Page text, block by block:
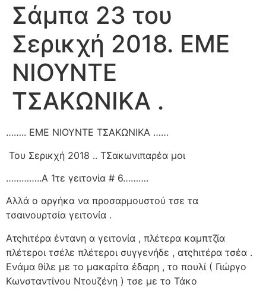
Σάμπα 23 του
Σερικχή 2018. ΕΜΕ
ΝΙΟΥΝΤΕ
ΤΣΑΚΩΝΙΚΑ .
…….. ΕΜΕ ΝΙΟΥΝΤΕ ΤΣΑΚΩΝΙΚΑ ……
Του Σερικχή 2018 .. ΤΣακωνιπαρέα μοι
…………..Α 1τε γειτονία # 6……….
Αλλά ο αργήκα να προσαρμουστού τσε τα
τσαινουρτσία γειτονία .
Ατςhιτέρα έντανη α γειτονία , πλέτερα καμπτζία
πλέτεροι τσέλε πλέτεροι συγγενήδε , ατςhιτέρα τσέα .
Ενάμα θίλε με το μακαρίτα έδαρη , το πουλί ( Γιώργο
Κωνσταντίνου Ντουζένη ) τσε με το Τάκο